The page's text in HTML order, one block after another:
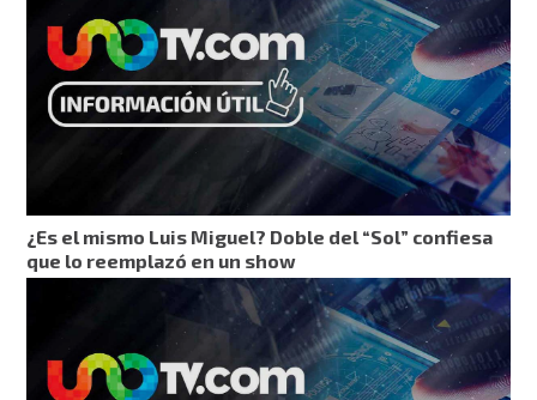
¿Es el mismo Luis Miguel? Doble del “Sol” confiesa
que lo reemplazó en un show